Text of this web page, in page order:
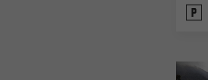
🐈